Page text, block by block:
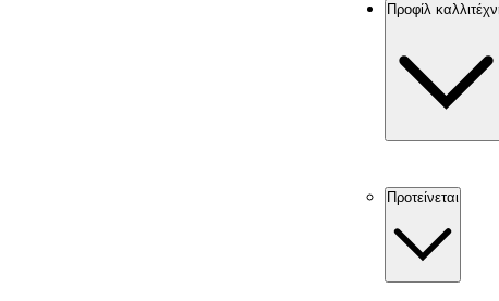
Προφίλ
Προτείνεται